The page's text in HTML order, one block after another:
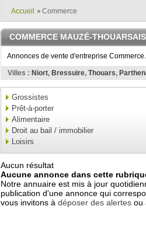
vendre.
Et/ou déposer
votre recherche d'entreprise.
RECHERCHER UNE
ANNONCE
Accueil Commerce
COMMERCE MAUZÉ-THOUARSAIS
Annonces de vente d'entreprise
Villes : Niort, Bressuire, Thouars,
Grossistes
Prêt-à-porter
Alimentaire
Droit au bail / immobilier
Loisirs
Aucun résultat
Aucune annonce dans cette
Notre annuaire est mis à jour
publication d'une annonce qui
vous invitons à déposer des alertes ou